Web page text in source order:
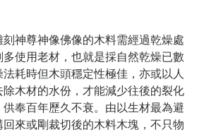
神尊神像佛像的木料需經過乾燥處
使用老材，也就是採自然乾燥已數
耗時但木頭穩定性極佳，亦或以人
木材的水份，才能減少往後的裂化
奉百年歷久不衰。由以生材最為避
來或剛裁切後的木料木塊，不只物